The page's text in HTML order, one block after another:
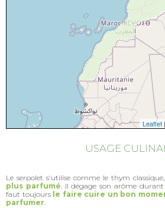
Leaflet
USAGE
Le serpolet s'utilise comme le thym
plus parfumé. Il dégage son arôme
faut toujours le faire cuire un bon
parfumer.